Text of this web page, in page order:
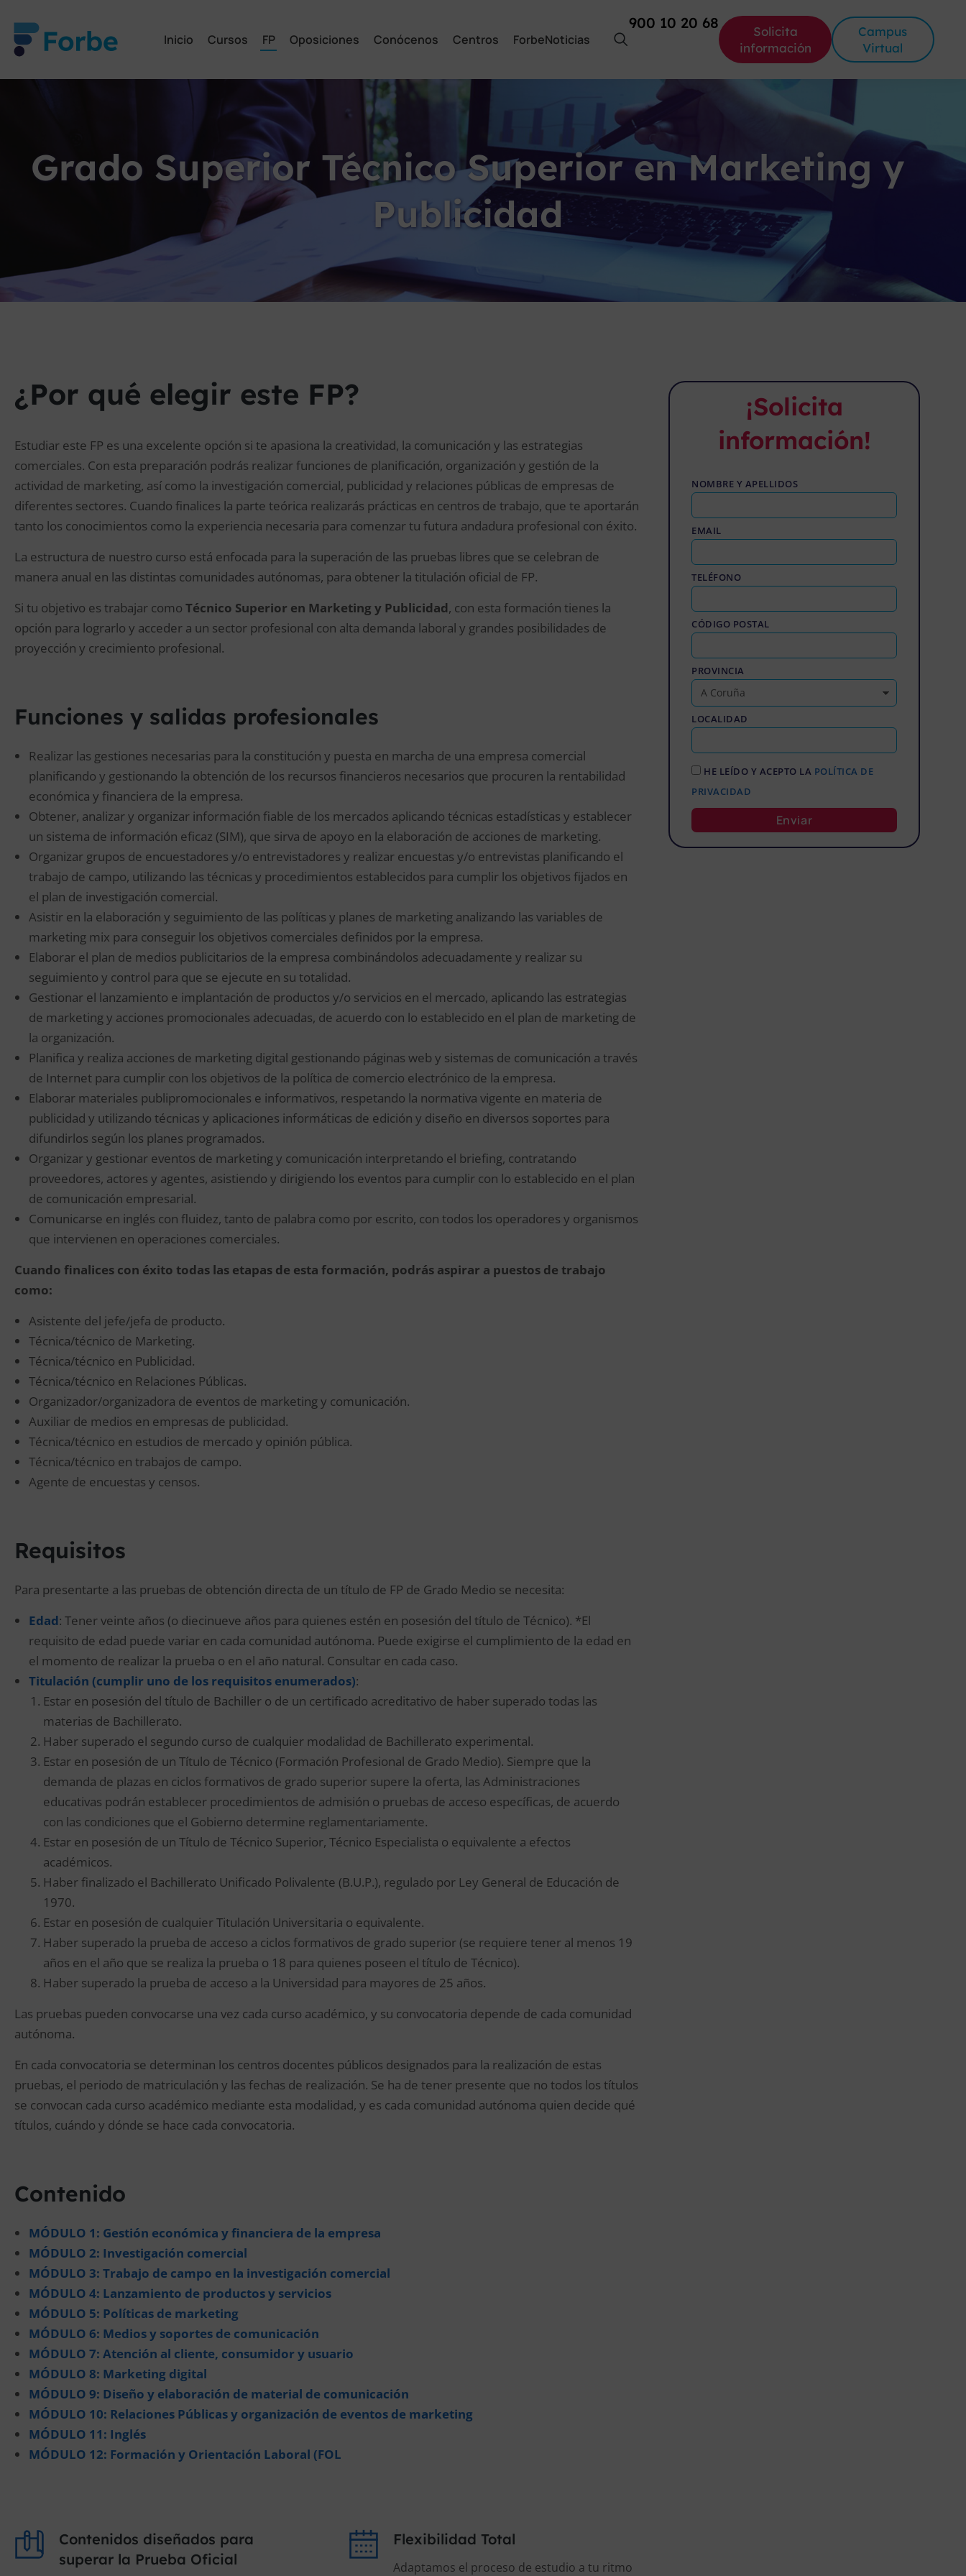
Inicio Cursos FP Oposiciones Conócenos Centros ForbeNoticias
900 10 20 68
Solicita
información
Campus
Virtual
Grado Superior Técnico Superior en Marketing y
Publicidad
¿Por qué elegir este FP?
Estudiar este FP es una excelente opción si te apasiona la creatividad, la comunicación y las estrategias
comerciales. Con esta preparación podrás realizar funciones de planificación, organización y gestión de la
actividad de marketing, así como la investigación comercial, publicidad y relaciones públicas de empresas de
diferentes sectores. Cuando finalices la parte teórica realizarás prácticas en centros de trabajo, que te aportarán
tanto los conocimientos como la experiencia necesaria para comenzar tu futura andadura profesional con éxito.
La estructura de nuestro curso está enfocada para la superación de las pruebas libres que se celebran de
manera anual en las distintas comunidades autónomas, para obtener la titulación oficial de FP.
Si tu objetivo es trabajar como Técnico Superior en Marketing y Publicidad, con esta formación tienes la
opción para lograrlo y acceder a un sector profesional con alta demanda laboral y grandes posibilidades de
proyección y crecimiento profesional.
Funciones y salidas profesionales
Realizar las gestiones necesarias para la constitución y puesta en marcha de una empresa comercial
planificando y gestionando la obtención de los recursos financieros necesarios que procuren la rentabilidad
económica y financiera de la empresa.
Obtener, analizar y organizar información fiable de los mercados aplicando técnicas estadísticas y establecer
un sistema de información eficaz (SIM), que sirva de apoyo en la elaboración de acciones de marketing.
Organizar grupos de encuestadores y/o entrevistadores y realizar encuestas y/o entrevistas planificando el
trabajo de campo, utilizando las técnicas y procedimientos establecidos para cumplir los objetivos fijados en
el plan de investigación comercial.
Asistir en la elaboración y seguimiento de las políticas y planes de marketing analizando las variables de
marketing mix para conseguir los objetivos comerciales definidos por la empresa.
Elaborar el plan de medios publicitarios de la empresa combinándolos adecuadamente y realizar su
seguimiento y control para que se ejecute en su totalidad.
Gestionar el lanzamiento e implantación de productos y/o servicios en el mercado, aplicando las estrategias
de marketing y acciones promocionales adecuadas, de acuerdo con lo establecido en el plan de marketing de
la organización.
Planifica y realiza acciones de marketing digital gestionando páginas web y sistemas de comunicación a través
de Internet para cumplir con los objetivos de la política de comercio electrónico de la empresa.
Elaborar materiales publipromocionales e informativos, respetando la normativa vigente en materia de
publicidad y utilizando técnicas y aplicaciones informáticas de edición y diseño en diversos soportes para
difundirlos según los planes programados.
Organizar y gestionar eventos de marketing y comunicación interpretando el briefing, contratando
proveedores, actores y agentes, asistiendo y dirigiendo los eventos para cumplir con lo establecido en el plan
de comunicación empresarial.
Comunicarse en inglés con fluidez, tanto de palabra como por escrito, con todos los operadores y organismos
que intervienen en operaciones comerciales.
Cuando finalices con éxito todas las etapas de esta formación, podrás aspirar a puestos de trabajo
como:
Asistente del jefe/jefa de producto.
Técnica/técnico de Marketing.
Técnica/técnico en Publicidad.
Técnica/técnico en Relaciones Públicas.
Organizador/organizadora de eventos de marketing y comunicación.
Auxiliar de medios en empresas de publicidad.
Técnica/técnico en estudios de mercado y opinión pública.
Técnica/técnico en trabajos de campo.
Agente de encuestas y censos.
Requisitos
Para presentarte a las pruebas de obtención directa de un título de FP de Grado Medio se necesita:
Edad: Tener veinte años (o diecinueve años para quienes estén en posesión del título de Técnico). *El
requisito de edad puede variar en cada comunidad autónoma. Puede exigirse el cumplimiento de la edad en
el momento de realizar la prueba o en el año natural. Consultar en cada caso.
Titulación (cumplir uno de los requisitos enumerados):
Estar en posesión del título de Bachiller o de un certificado acreditativo de haber superado todas las
materias de Bachillerato.
Haber superado el segundo curso de cualquier modalidad de Bachillerato experimental.
Estar en posesión de un Título de Técnico (Formación Profesional de Grado Medio). Siempre que la
demanda de plazas en ciclos formativos de grado superior supere la oferta, las Administraciones
educativas podrán establecer procedimientos de admisión o pruebas de acceso específicas, de acuerdo
con las condiciones que el Gobierno determine reglamentariamente.
Estar en posesión de un Título de Técnico Superior, Técnico Especialista o equivalente a efectos
académicos.
Haber finalizado el Bachillerato Unificado Polivalente (B.U.P.), regulado por Ley General de Educación de
1970.
Estar en posesión de cualquier Titulación Universitaria o equivalente.
Haber superado la prueba de acceso a ciclos formativos de grado superior (se requiere tener al menos 19
años en el año que se realiza la prueba o 18 para quienes poseen el título de Técnico).
Haber superado la prueba de acceso a la Universidad para mayores de 25 años.
Las pruebas pueden convocarse una vez cada curso académico, y su convocatoria depende de cada comunidad
autónoma.
En cada convocatoria se determinan los centros docentes públicos designados para la realización de estas
pruebas, el periodo de matriculación y las fechas de realización. Se ha de tener presente que no todos los títulos
se convocan cada curso académico mediante esta modalidad, y es cada comunidad autónoma quien decide qué
títulos, cuándo y dónde se hace cada convocatoria.
Contenido
MÓDULO 1: Gestión económica y financiera de la empresa
MÓDULO 2: Investigación comercial
MÓDULO 3: Trabajo de campo en la investigación comercial
MÓDULO 4: Lanzamiento de productos y servicios
MÓDULO 5: Políticas de marketing
MÓDULO 6: Medios y soportes de comunicación
MÓDULO 7: Atención al cliente, consumidor y usuario
MÓDULO 8: Marketing digital
MÓDULO 9: Diseño y elaboración de material de comunicación
MÓDULO 10: Relaciones Públicas y organización de eventos de marketing
MÓDULO 11: Inglés
MÓDULO 12: Formación y Orientación Laboral (FOL
Contenidos diseñados para
superar la Prueba Oficial
Flexibilidad Total
Adaptamos el proceso de estudio a tu ritmo
¡Solicita
información!
NOMBRE Y APELLIDOS
EMAIL
TELÉFONO
CÓDIGO POSTAL
PROVINCIA
LOCALIDAD
HE LEÍDO Y ACEPTO LA POLÍTICA DE
PRIVACIDAD
Enviar